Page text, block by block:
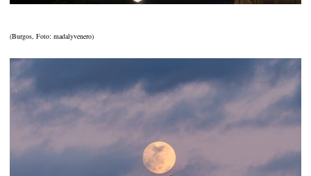
(Burgos, Foto: madalyvenero)